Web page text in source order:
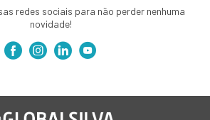
redes sociais para não perder nenhuma
novidade!